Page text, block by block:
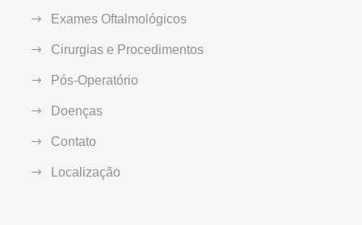
Exames Oftalmológicos
Cirurgias e Procedimentos
Pós-Operatório
Doenças
Contato
Localização